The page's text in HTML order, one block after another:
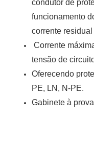
condutor de
funcionamento
corrente
Corrente
tensão de
Oferecendo
PE, LN, N-PE.
Gabinete à